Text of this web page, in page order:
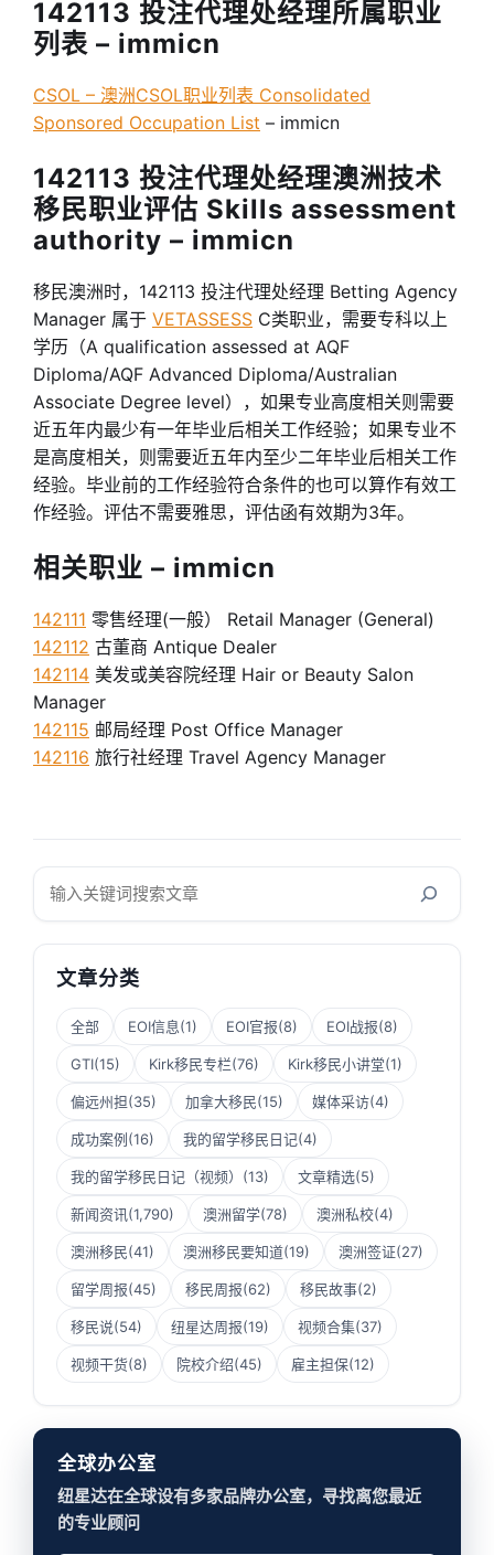
142113 投注代理处经理所属职业
列表 – immicn
CSOL – 澳洲CSOL职业列表 Consolidated
Sponsored Occupation List – immicn
142113 投注代理处经理澳洲技术
移民职业评估 Skills assessment
authority – immicn
移民澳洲时，142113 投注代理处经理 Betting Agency
Manager 属于 VETASSESS C类职业，需要专科以上
学历（A qualification assessed at AQF
Diploma/AQF Advanced Diploma/Australian
Associate Degree level），如果专业高度相关则需要
近五年内最少有一年毕业后相关工作经验；如果专业不
是高度相关，则需要近五年内至少二年毕业后相关工作
经验。毕业前的工作经验符合条件的也可以算作有效工
作经验。评估不需要雅思，评估函有效期为3年。
相关职业 – immicn
142111 零售经理(一般） Retail Manager (General)
142112 古董商 Antique Dealer
142114 美发或美容院经理 Hair or Beauty Salon
Manager
142115 邮局经理 Post Office Manager
142116 旅行社经理 Travel Agency Manager
搜
文章分类
全部 EOI信息(1) EOI官报(8) EOI战报(8)
GTI(15) Kirk移民专栏(76) Kirk移民小讲堂(1)
偏远州担(35) 加拿大移民(15) 媒体采访(4)
成功案例(16) 我的留学移民日记(4)
我的留学移民日记（视频） (13) 文章精选(5)
新闻资讯(1,790) 澳洲留学(78) 澳洲私校(4)
澳洲移民(41) 澳洲移民要知道(19) 澳洲签证(27)
留学周报(45) 移民周报(62) 移民故事(2)
移民说(54) 纽星达周报(19) 视频合集(37)
视频干货(8) 院校介绍(45) 雇主担保(12)
全球办公室
纽星达在全球设有多家品牌办公室，寻找离您最近
的专业顾问